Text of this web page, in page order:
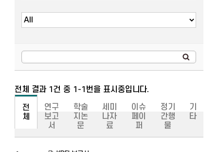
전체 결과 1건 중 1-1번을 표시중입니다.
전
체
연구
보고
서
학술
지논
문
세미
나자
료
이슈
페이
퍼
정기
간행
물
기
타